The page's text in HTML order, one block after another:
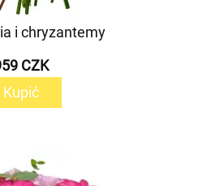
i chryzantemy
CZK
Kupić